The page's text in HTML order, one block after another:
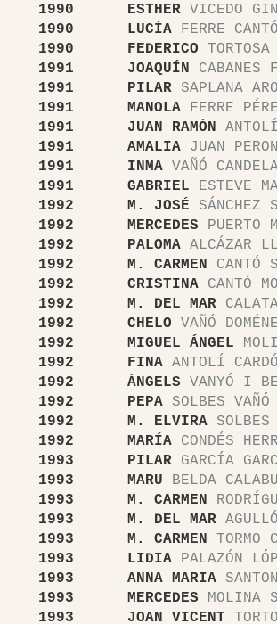
ESTHER VICEDO
LUCÍA FERRE
FEDERICO
JOAQUÍN CABANES
PILAR SAPLANA
MANOLA FERRE
JUAN RAMÓN
AMALIA JUAN
INMA VAÑÓ
GABRIEL ESTEVE
M. JOSÉ SÁNCHEZ
MERCEDES PUERTO
PALOMA ALCÁZAR
M. CARMEN CANTÓ
CRISTINA CANTÓ
M. DEL MAR
CHELO VAÑÓ
MIGUEL ÁNGEL
FINA ANTOLÍ
ÀNGELS VANYÓ I
PEPA SOLBES VAÑÓ
M. ELVIRA SOLBES
MARÍA CONDÉS
PILAR GARCÍA
MARU BELDA
M. CARMEN
M. DEL MAR
M. CARMEN TORMO
LIDIA PALAZÓN
ANNA MARIA
MERCEDES MOLINA
JOAN VICENT